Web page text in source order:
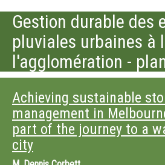
Gestion durable des
pluviales urbaines à
l'agglomération -
Achieving sustainable
management in
part of the journey to a
city